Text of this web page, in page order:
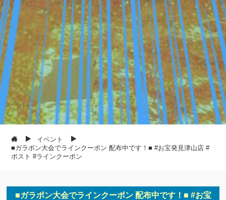
イベント
■ガラポン大会でラインクーポン 配布中です！■ #お宝発見津山店 #
ポスト #ラインクーポン
■ガラポン大会でラインクーポン 配布中です！■ #お宝